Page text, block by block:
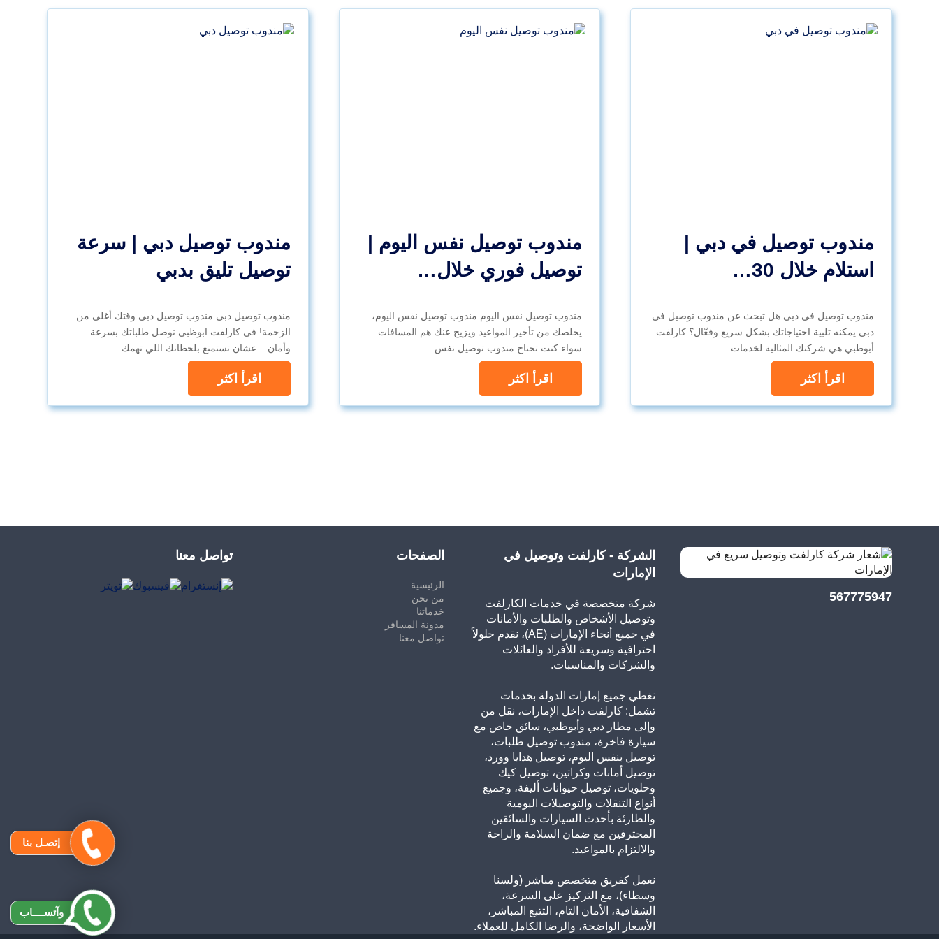
مندوب توصيل في دبي |
استلام خلال 30…
مندوب توصيل في دبي هل تبحث عن مندوب توصيل في
دبي يمكنه تلبية احتياجاتك بشكل سريع وفعّال؟ كارلفت
أبوظبي هي شركتك المثالية لخدمات…
اقرأ اكثر
مندوب توصيل نفس اليوم |
توصيل فوري خلال…
مندوب توصيل نفس اليوم مندوب توصيل نفس اليوم،
يخلصك من تأخير المواعيد ويزيح عنك هم المسافات.
سواء كنت تحتاج مندوب توصيل نفس…
اقرأ اكثر
مندوب توصيل دبي | سرعة
توصيل تليق بدبي
مندوب توصيل دبي مندوب توصيل دبي وقتك أغلى من
الزحمة! في كارلفت ابوظبي نوصل طلباتك بسرعة
وأمان .. عشان تستمتع بلحظاتك اللي تهمك…
اقرأ اكثر
567775947
الشركة - كارلفت وتوصيل في
الإمارات
شركة متخصصة في خدمات الكارلفت
وتوصيل الأشخاص والطلبات والأمانات
في جميع أنحاء الإمارات (AE)، نقدم حلولاً
احترافية وسريعة للأفراد والعائلات
والشركات والمناسبات.
نغطي جميع إمارات الدولة بخدمات
تشمل: كارلفت داخل الإمارات، نقل من
وإلى مطار دبي وأبوظبي، سائق خاص مع
سيارة فاخرة، مندوب توصيل طلبات،
توصيل بنفس اليوم، توصيل هدايا وورد،
توصيل أمانات وكراتين، توصيل كيك
وحلويات، توصيل حيوانات أليفة، وجميع
أنواع التنقلات والتوصيلات اليومية
والطارئة بأحدث السيارات والسائقين
المحترفين مع ضمان السلامة والراحة
والالتزام بالمواعيد.
نعمل كفريق متخصص مباشر (ولسنا
وسطاء)، مع التركيز على السرعة،
الشفافية، الأمان التام، التتبع المباشر،
الأسعار الواضحة، والرضا الكامل للعملاء.
الصفحات
الرئيسية
من نحن
خدماتنا
مدونة المسافر
تواصل معنا
تواصل معنا
إتصـل بنا
وآتســــاب